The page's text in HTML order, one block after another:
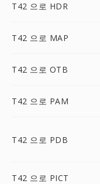
T42 으로 HDR
T42 으로 MAP
T42 으로 OTB
T42 으로 PAM
T42 으로 PDB
T42 으로 PICT